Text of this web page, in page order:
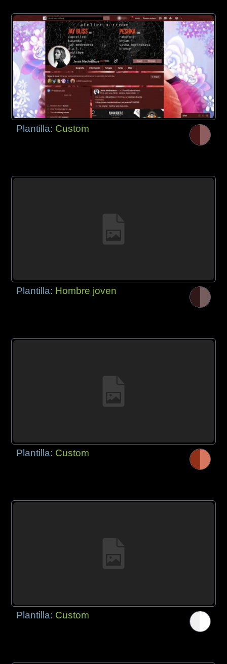
Plantilla: Custom
Plantilla: Hombre joven
Plantilla: Custom
Plantilla: Custom